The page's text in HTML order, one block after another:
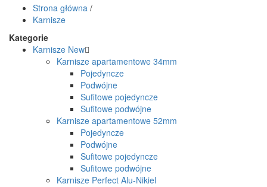
Strona główna /
Karnisze
Kategorie
Karnisze New
Karnisze apartamentowe 34mm
Pojedyncze
Podwójne
Sufitowe pojedyncze
Sufitowe podwójne
Karnisze apartamentowe 52mm
Pojedyncze
Podwójne
Sufitowe pojedyncze
Sufitowe podwójne
Karnisze Perfect Alu-Nikiel